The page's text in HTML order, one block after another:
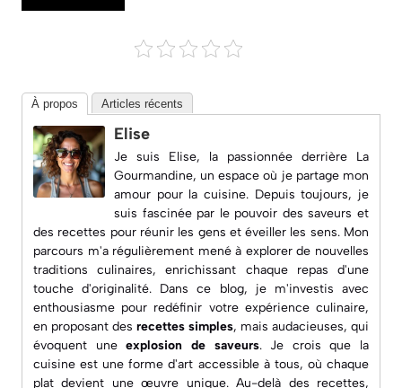
À propos Articles récents
Elise
Je suis Elise, la passionnée derrière La
Gourmandine, un espace où je partage mon
amour pour la cuisine. Depuis toujours, je
suis fascinée par le pouvoir des saveurs et
des recettes pour réunir les gens et éveiller les sens. Mon
parcours m'a régulièrement mené à explorer de nouvelles
traditions culinaires, enrichissant chaque repas d'une
touche d'originalité. Dans ce blog, je m'investis avec
enthousiasme pour redéfinir votre expérience culinaire,
en proposant des recettes simples, mais audacieuses, qui
évoquent uneexplosion de saveurs. Je crois que la
cuisine est une forme d'art accessible à tous, où chaque
plat devient une œuvre unique. Au-delà des recettes,